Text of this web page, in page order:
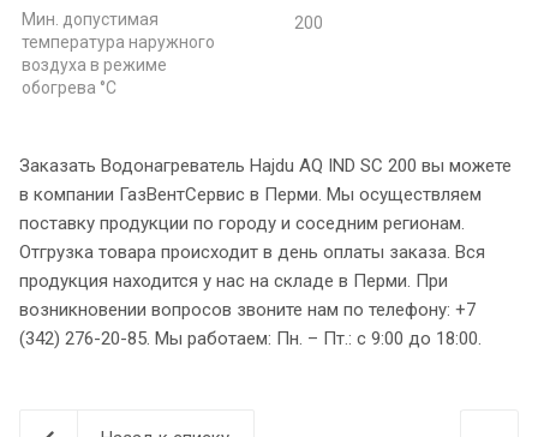
Мин. допустимая
температура наружного
воздуха в режиме
обогрева °С
200
Заказать Водонагреватель Hajdu AQ IND SC 200 вы можете
в компании ГазВентСервис в Перми. Мы осуществляем
поставку продукции по городу и соседним регионам.
Отгрузка товара происходит в день оплаты заказа. Вся
продукция находится у нас на складе в Перми. При
возникновении вопросов звоните нам по телефону: +7
(342) 276-20-85. Мы работаем: Пн. – Пт.: с 9:00 до 18:00.